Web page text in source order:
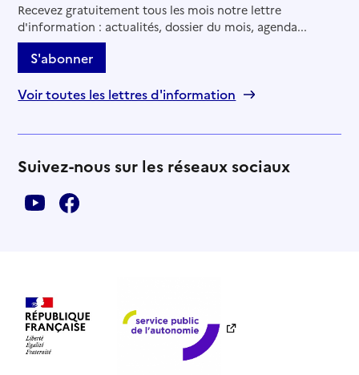
Recevez gratuitement tous les mois notre lettre
d'information : actualités, dossier du mois, agenda...
S'abonner
Voir toutes les lettres d'information
Suivez-nous sur les réseaux sociaux